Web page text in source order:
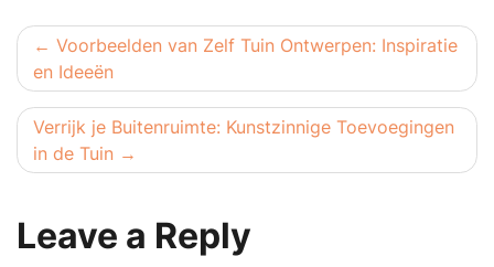
Berichtnavigatie
Voorbeelden van Zelf Tuin Ontwerpen: Inspiratie
en Ideeën
Verrijk je Buitenruimte: Kunstzinnige Toevoegingen
in de Tuin
Leave a Reply